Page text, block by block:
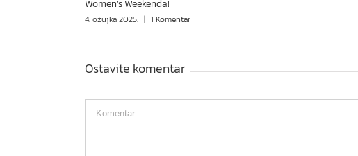
Women’s Weekenda!
4. ožujka 2025. | 1 Komentar
Ostavite komentar
Comment